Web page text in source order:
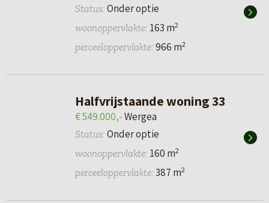
Status: Onder optie
woonoppervlakte: 163 m2
perceeloppervlakte: 966 m2
Halfvrijstaande woning 33
€ 549.000,-Wergea
Status: Onder optie
woonoppervlakte: 160 m2
perceeloppervlakte: 387 m2